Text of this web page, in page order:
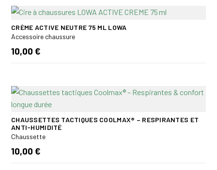
CRÈME ACTIVE NEUTRE 75 ML LOWA
Accessoire chaussure
10,00 €
CHAUSSETTES TACTIQUES COOLMAX® – RESPIRANTES ET
ANTI-HUMIDITÉ
Chaussette
10,00 €